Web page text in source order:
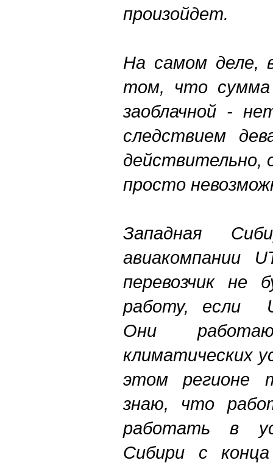
произойдет.
На самом деле,
том, что сумма
заоблачной -
следствием
просто
Западная
авиакомпании
перевозчик не
работу, если
Они
климатических
этом регионе
знаю, что
работать в
Сибири с